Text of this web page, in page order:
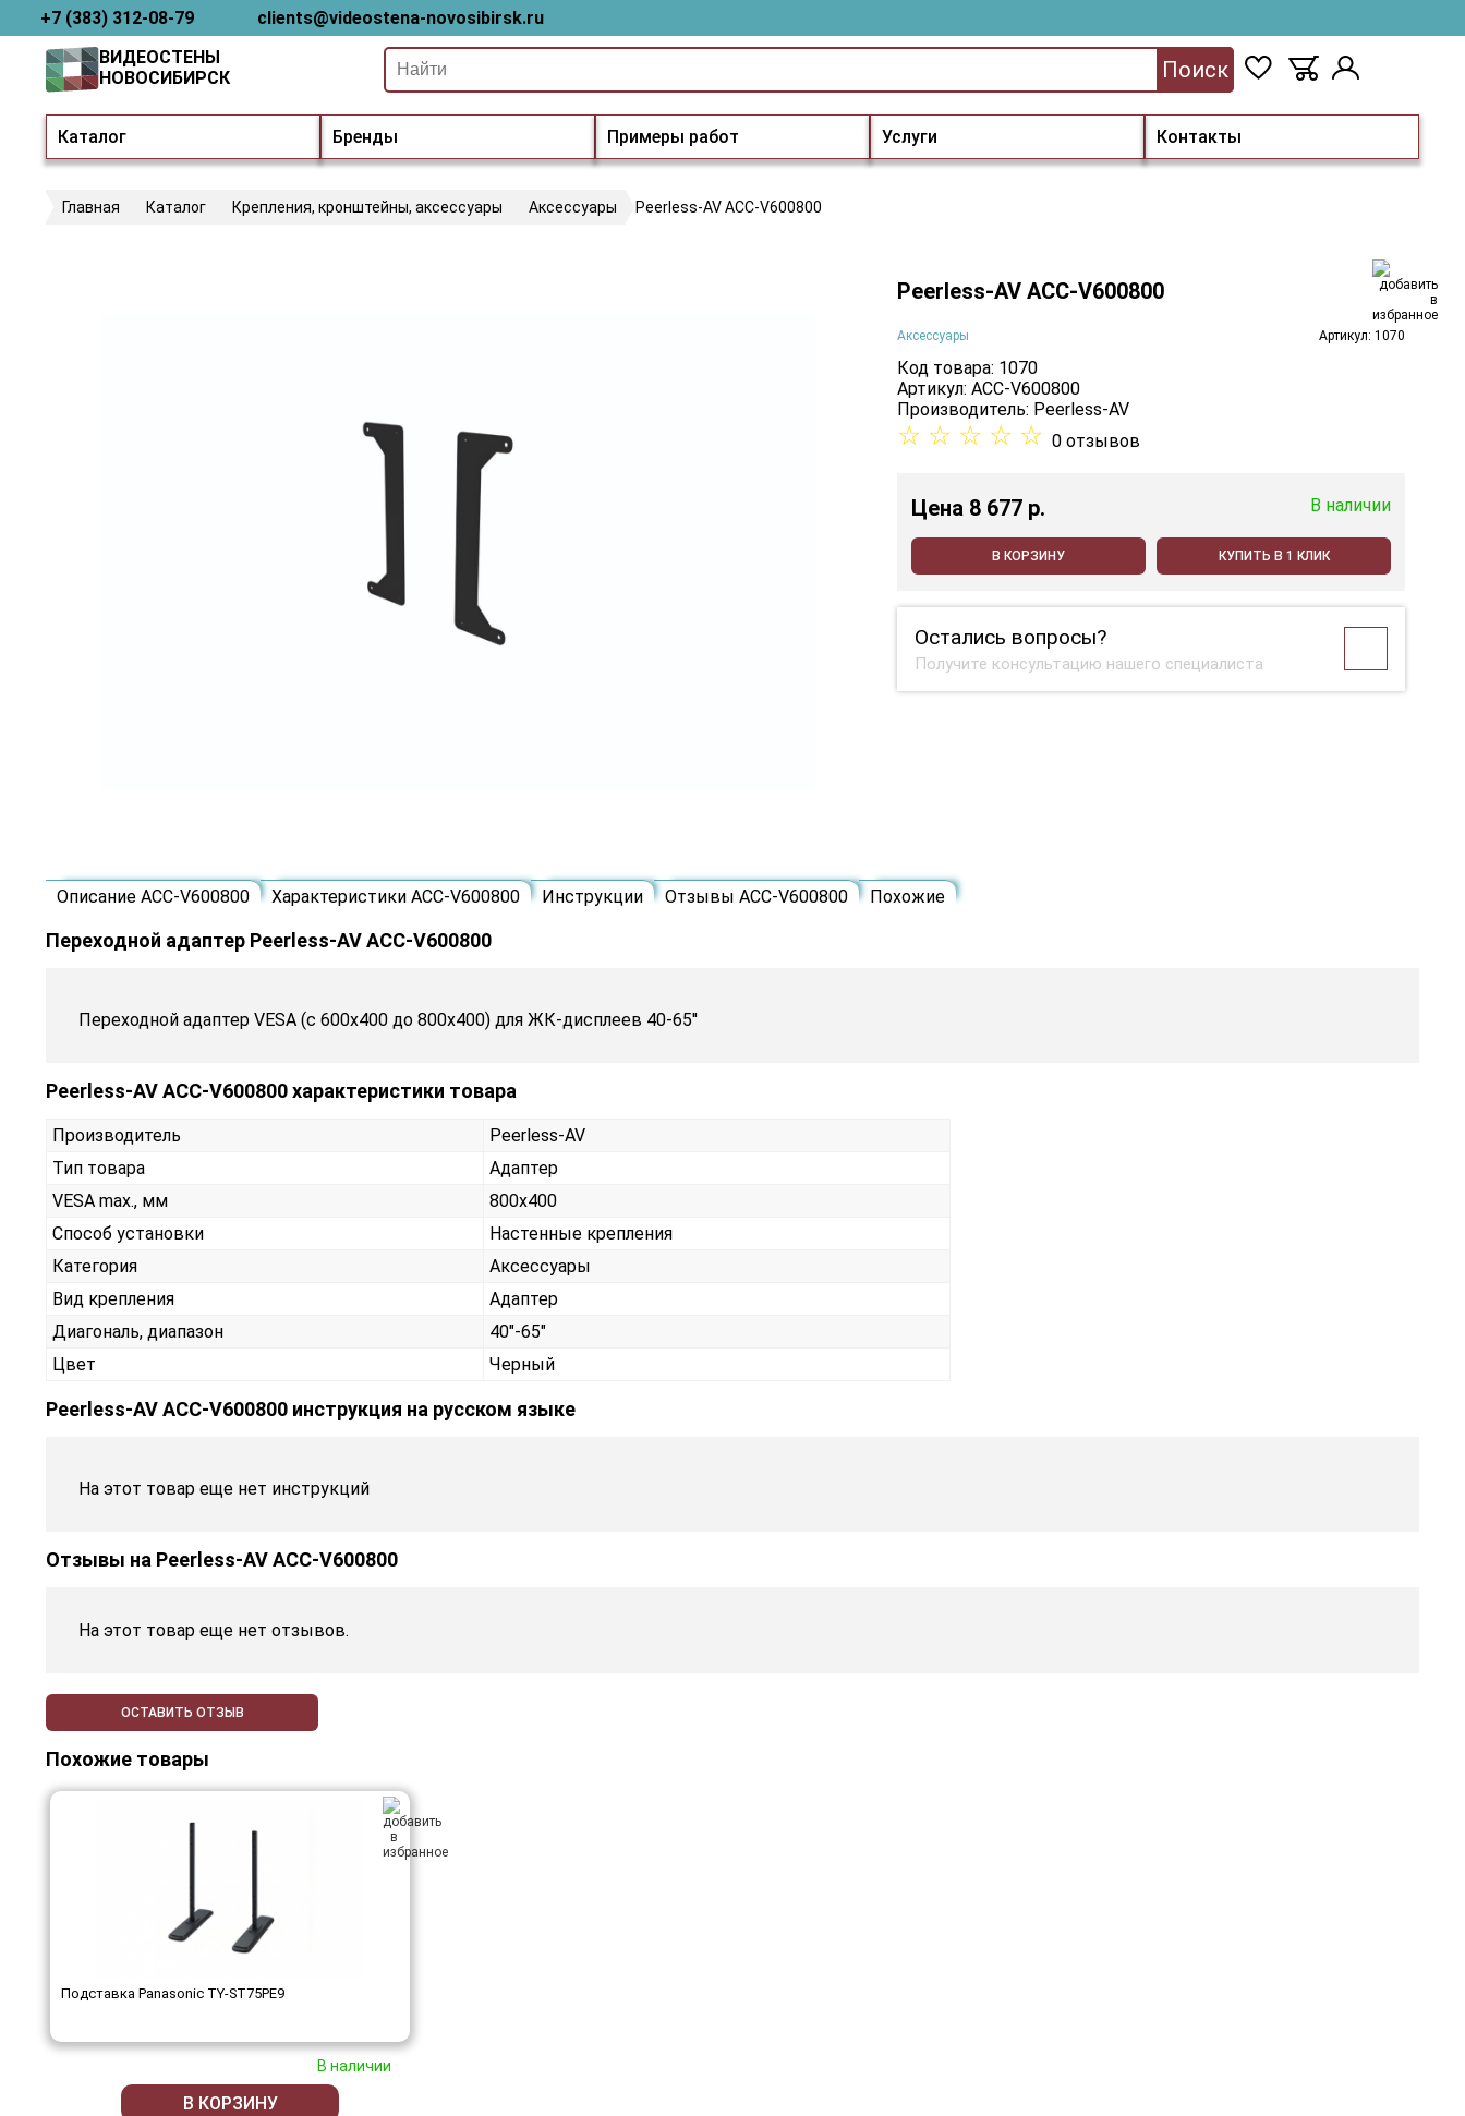
+7 (383) 312-08-79 clients@videostena-novosibirsk.ru
Каталог Бренды Примеры работ Услуги Контакты
ВИДЕОСТЕНЫ
НОВОСИБИРСК
Поиск
Главная Каталог Крепления, кронштейны, аксессуары Аксессуары Peerless-AV ACC-V600800
Peerless-AV ACC-V600800
Аксессуары Артикул: 1070
Код товара: 1070
Артикул: ACC-V600800
Производитель: Peerless-AV
☆ ☆ ☆ ☆ ☆ 0 отзывов
Цена 8 677 p. В наличии
В КОРЗИНУ КУПИТЬ В 1 КЛИК
Остались вопросы?
Получите консультацию нашего специалиста
Описание ACC-V600800 Характеристики ACC-V600800 Инструкции Отзывы ACC-V600800 Похожие
Переходной адаптер Peerless-AV ACC-V600800
Переходной адаптер VESA (c 600x400 до 800x400) для ЖК-дисплеев 40-65''
Peerless-AV ACC-V600800 характеристики товара
Производитель
Peerless-AV
Тип товара
Адаптер
VESA max., мм
800x400
Способ установки
Настенные крепления
Категория
Аксессуары
Вид крепления
Адаптер
Диагональ, диапазон
40"-65"
Цвет
Черный
Peerless-AV ACC-V600800 инструкция на русском языке
На этот товар еще нет инструкций
Отзывы на Peerless-AV ACC-V600800
На этот товар еще нет отзывов.
ОСТАВИТЬ ОТЗЫВ
Похожие товары
Подставка Panasonic TY-ST75PE9
В наличии
В КОРЗИНУ